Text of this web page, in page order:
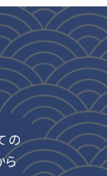
の
ら